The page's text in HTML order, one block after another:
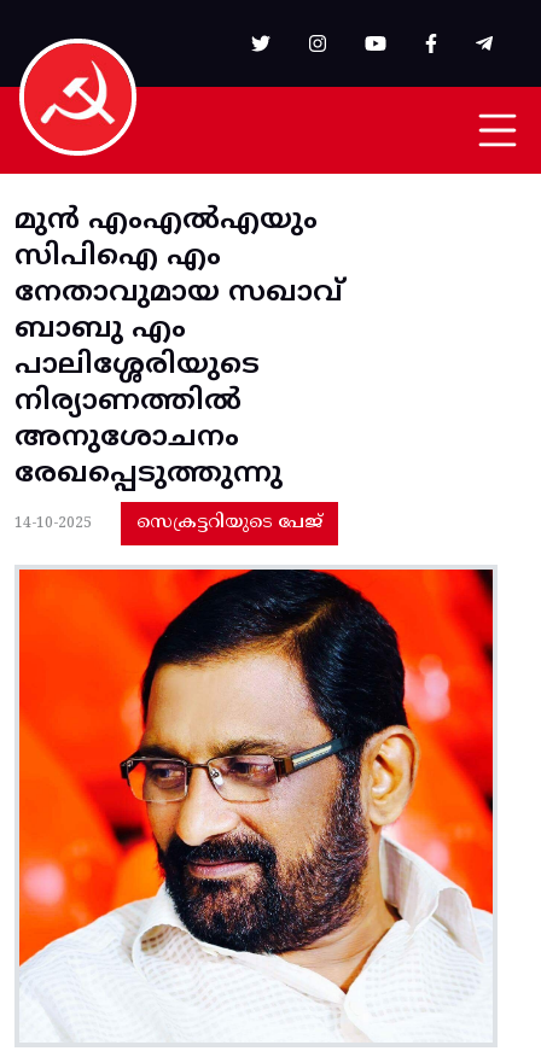
മുൻ എംഎൽഎയും
സിപിഐ എം
നേതാവുമായ സഖാവ്
ബാബു എം
പാലിശ്ശേരിയുടെ
നിര്യാണത്തിൽ
അനുശോചനം
രേഖപ്പെടുത്തുന്നു
14-10-2025 സെക്രട്ടറിയുടെ പേജ്